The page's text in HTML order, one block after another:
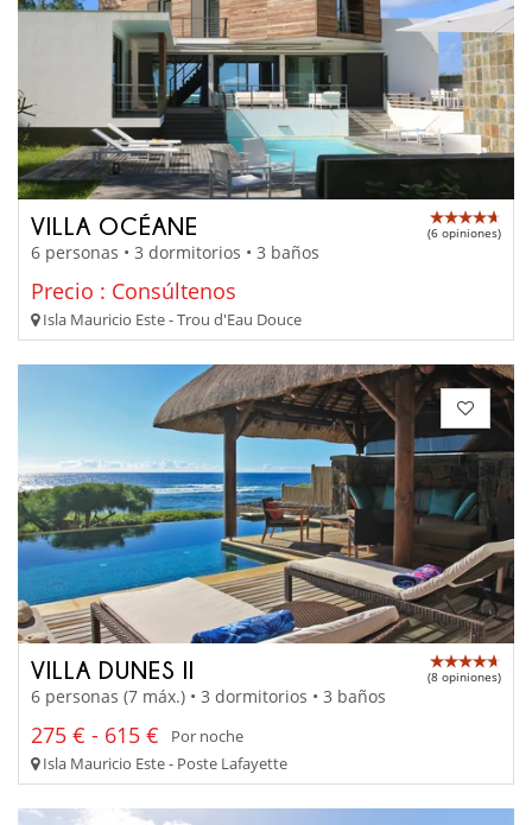
VILLA OCÉANE (6 opiniones)
6 personas • 3 dormitorios • 3 baños
Precio : Consúltenos
Isla Mauricio Este - Trou d'Eau Douce
VILLA DUNES II (8 opiniones)
6 personas (7 máx.) • 3 dormitorios • 3 baños
275 € - 615 €
Por noche
Isla Mauricio Este - Poste Lafayette